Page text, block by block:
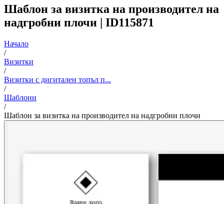
Шаблон за визитка на производител на
надгробни плочи | ID115871
Начало
/
Визитки
/
Визитки с дигитален топъл п...
/
Шаблони
/
Шаблон за визитка на производител на надгробни плочи